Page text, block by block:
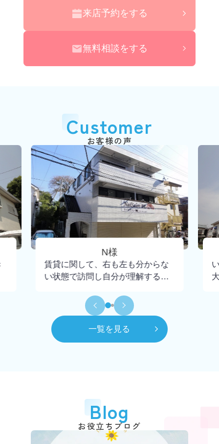
来店予約をする
無料相談をする
Customer
お客様の声
N様
賃貸に関して、右も左も分からな
い状態で訪問し自分が理解するま
もなく契約までいけました。担当
して頂いた大野さんには小さな疑
問にも丁寧に回答頂けたので感謝
してもしきれません。
一覧を見る
Blog
お役立ちブログ